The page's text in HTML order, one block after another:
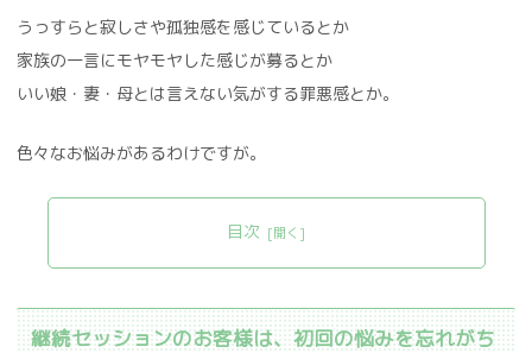
うっすらと寂しさや孤独感を感じているとか
家族の一言にモヤモヤした感じが募るとか
いい娘・妻・母とは言えない気がする罪悪感とか。
色々なお悩みがあるわけですが。
目次
継続セッションのお客様は、初回の悩みを忘れがち